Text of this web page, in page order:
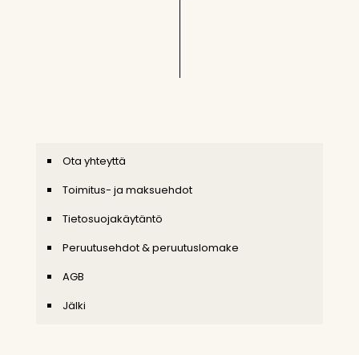
Ota yhteyttä
Toimitus- ja maksuehdot
Tietosuojakäytäntö
Peruutusehdot & peruutuslomake
AGB
Jälki